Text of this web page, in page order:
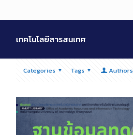
เทคโนโลยีสารสนเทศ
Categories Tags Authors